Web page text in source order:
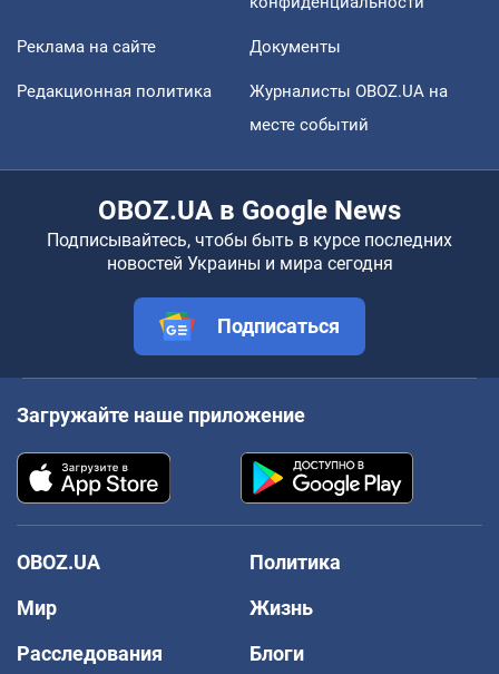
Реклама на сайте Документы
Редакционная политика
Журналисты OBOZ.UA на
месте событий
OBOZ.UA в Google News
Подписывайтесь, чтобы быть в курсе последних
новостей Украины и мира сегодня
Подписаться
Загружайте наше приложение
OBOZ.UA
Политика
Мир
Жизнь
Расследования
Блоги